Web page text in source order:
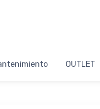
OUTLET